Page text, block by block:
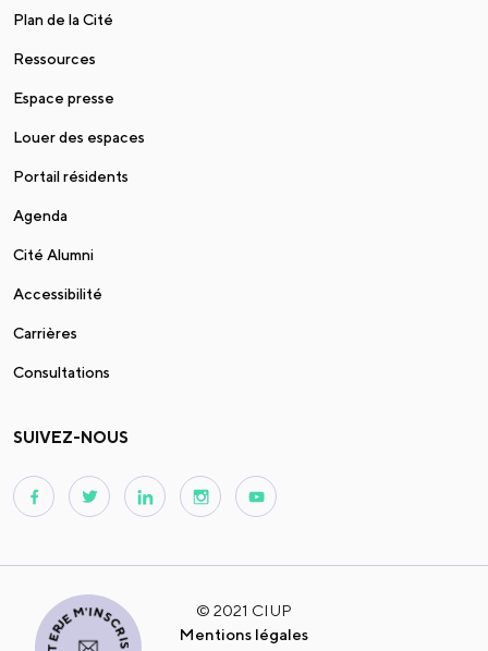
Plan de la Cité
Ressources
Espace presse
Louer des espaces
Portail résidents
Agenda
Cité Alumni
Accessibilité
Carrières
Consultations
SUIVEZ-NOUS
© 2021 CIUP
Mentions légales